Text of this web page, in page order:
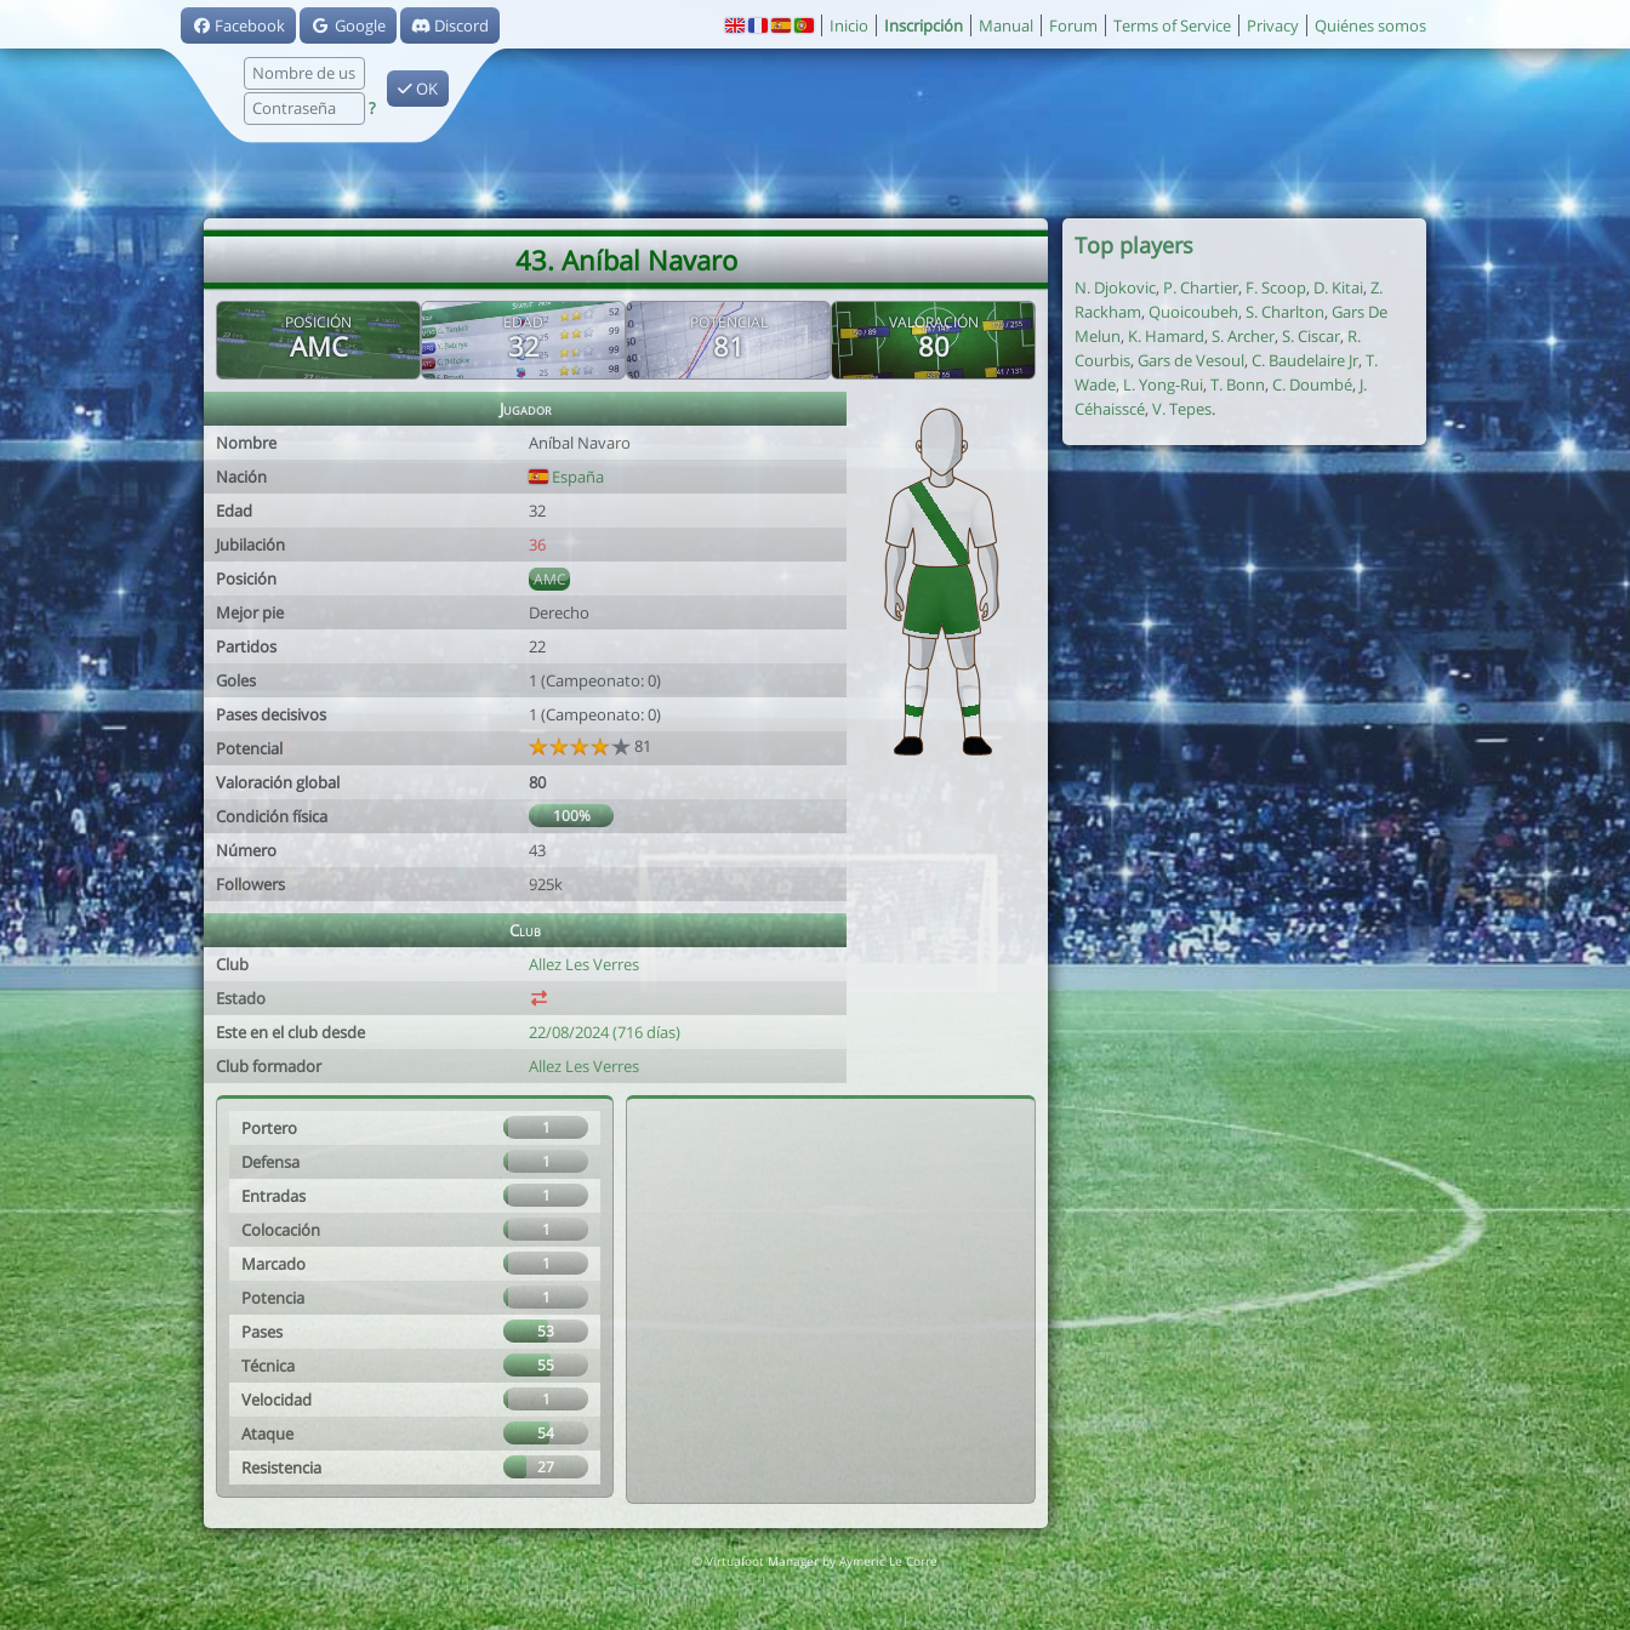
Facebook Google Discord
?
OK
Inicio Inscripción Manual Forum Terms of Service Privacy Quiénes somos
43. Aníbal Navaro
POSICIÓN
AMC
EDAD
32
POTENCIAL
81
VALORACIÓN
80
Jugador
Nombre
Aníbal Navaro
Nación
España
Edad
32
Jubilación
36
Posición
AMC
Mejor pie
Derecho
Partidos
22
Goles
1 (Campeonato: 0)
Pases decisivos
1 (Campeonato: 0)
Potencial
81
Valoración global
80
Condición física
100%
Número
43
Followers
925k
Club
Club
Allez Les Verres
Estado
Este en el club desde
22/08/2024 (716 días)
Club formador
Allez Les Verres
Portero 1
Defensa 1
Entradas 1
Colocación 1
Marcado 1
Potencia 1
Pases 53
Técnica 55
Velocidad 1
Ataque 54
Resistencia 27
Top players
N. Djokovic, P. Chartier, F. Scoop, D. Kitai, Z.
Rackham, Quoicoubeh, S. Charlton, Gars De
Melun, K. Hamard, S. Archer, S. Ciscar, R.
Courbis, Gars de Vesoul, C. Baudelaire Jr, T.
Wade, L. Yong-Rui, T. Bonn, C. Doumbé, J.
Céhaisscé, V. Tepes.
© Virtuafoot Manager by Aymeric Le Corre